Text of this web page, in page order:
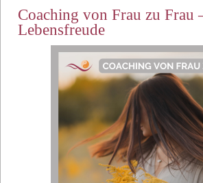
Coaching von Frau zu Frau
Lebensfreude